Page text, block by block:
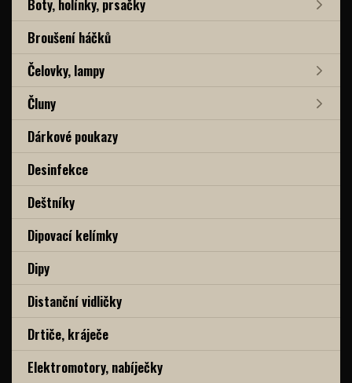
Boty, holínky, prsačky
Broušení háčků
Čelovky, lampy
Čluny
Dárkové poukazy
Desinfekce
Deštníky
Dipovací kelímky
Dipy
Distanční vidličky
Drtiče, kráječe
Elektromotory, nabíječky